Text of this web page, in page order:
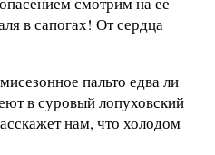
в сапогах! От сердца
пальто едва ли
в суровый лопуховский
нам, что холодом